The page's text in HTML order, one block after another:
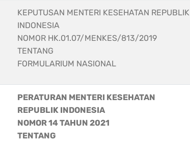
KEPUTUSAN MENTERI KESEHATAN REPUBLIK
INDONESIA
NOMOR HK.01.07/MENKES/813/2019
TENTANG
FORMULARIUM NASIONAL
PERATURAN MENTERI KESEHATAN
REPUBLIK INDONESIA
NOMOR 14 TAHUN 2021
TENTANG